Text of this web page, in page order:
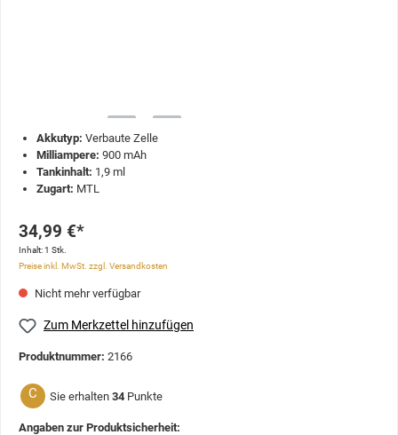
Akkutyp: Verbaute Zelle
Milliampere: 900 mAh
Tankinhalt: 1,9 ml
Zugart: MTL
34,99 €*
Inhalt:1 Stk.
Preise inkl. MwSt. zzgl. Versandkosten
Nicht mehr verfügbar
Zum Merkzettel hinzufügen
Produktnummer: 2166
C Sie erhalten 34 Punkte
Angaben zur Produktsicherheit: